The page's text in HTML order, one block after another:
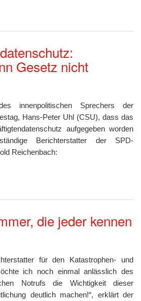
Gesetz nicht
innenpolitischen Sprechers der
Hans-Peter Uhl (CSU), dass das
aufgegeben worden
Berichterstatter der SPD-
Reichenbach:
die jeder kennen
für den Katastrophen- und
ich noch einmal anlässlich des
Notrufs die Wichtigkeit dieser
deutlich machen!“, erklärt der